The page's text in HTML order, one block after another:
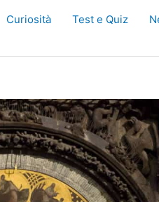
Curiosità Test e Quiz